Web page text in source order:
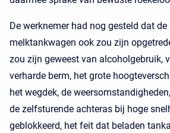
De werknemer had nog gesteld dat
melktankwagen ook zou zijn
zou zijn geweest van alcoholgebruik,
verharde berm, het grote
het wegdek, de
de zelfsturende achteras bij hoge
geblokkeerd, het feit dat beladen